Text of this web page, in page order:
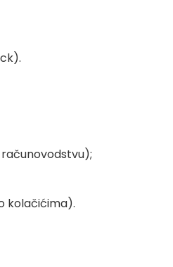
kolačićima).